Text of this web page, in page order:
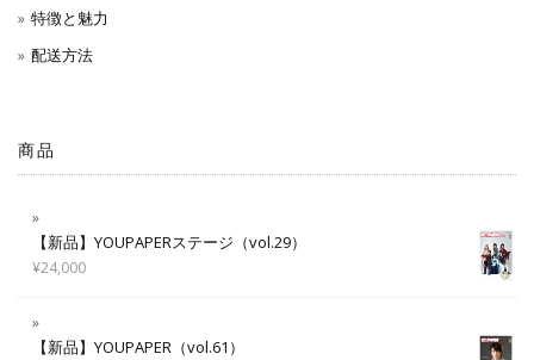
特徴と魅力
配送方法
商品
【新品】YOUPAPERステージ（vol.29）
¥24,000
【新品】YOUPAPER（vol.61）